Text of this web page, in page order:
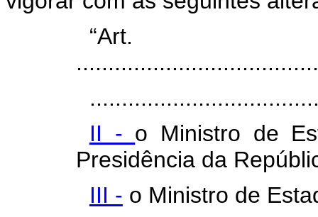
II - o Ministro de
Presidência da
III - o Ministro de